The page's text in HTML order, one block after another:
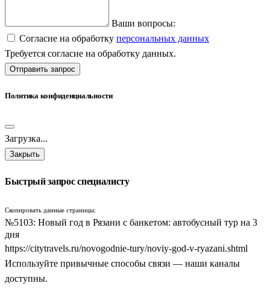
Ваши вопросы:
Согласие на обработку персональных данных
Требуется согласие на обработку данных.
Отправить запрос
Политика конфиденциальности
Загрузка...
Закрыть
Быстрый запрос специалисту
Скопировать данные страницы:
№5103: Новый год в Рязани с банкетом: автобусный тур на 3
дня
https://citytravels.ru/novogodnie-tury/noviy-god-v-ryazani.shtml
Используйте привычные способы связи — наши каналы
доступны.